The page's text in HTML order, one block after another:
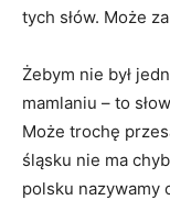
tych słów. Może
Żebym nie był
mamlaniu – to
Może trochę
śląsku nie ma
polsku nazywamy